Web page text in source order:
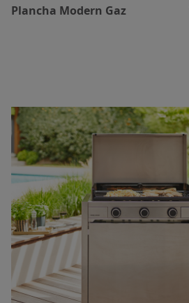
Plancha Modern Gaz